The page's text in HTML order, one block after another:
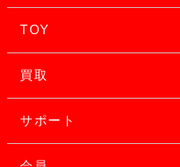
TOY
買取
サポート